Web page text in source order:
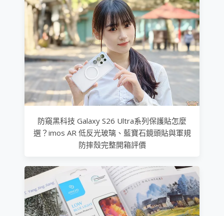
防窺黑科技 Galaxy S26 Ultra系列保護貼怎麼
選？imos AR 低反光玻璃、藍寶石鏡頭貼與軍規
防摔殼完整開箱評價